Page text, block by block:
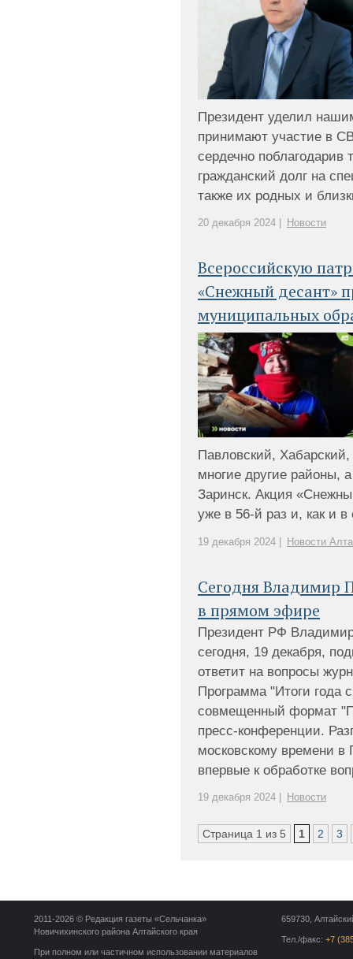
Президент уделил
принимают участие в
сердечно поблагодарив
гражданский долг на
также их родных и
20 декабря 2024 | Новости
Всероссийскую
«Снежный десант»
муниципальных
Павловский,
многие другие районы,
Заринск. Акция
уже в 56-й раз и, как и
19 декабря 2024 | Новости
Сегодня Владимир
в прямом эфире
Президент РФ
сегодня, 19 декабря,
ответит на вопросы
Программа "Итоги
совмещенный формат
пресс-конференции.
московскому времени в
впервые к обработке
19 декабря 2024 | Новости
Страница 1 из 5 1 2 3
659730,
Тел./факс: +7
2011-2026 © Редакция газеты «Сельчанка»
Новичихинского района Алтайского края
При полном или частичном использовании материалов